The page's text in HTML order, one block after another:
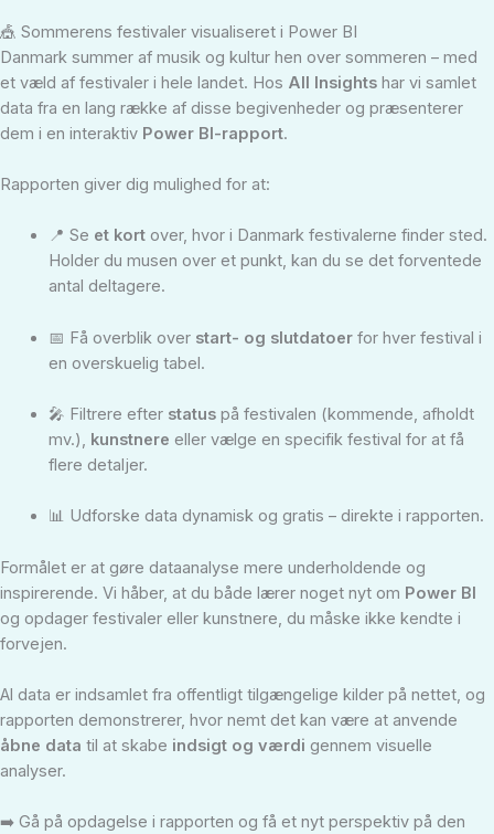
🎪 Sommerens festivaler visualiseret i Power BI
Danmark summer af musik og kultur hen over sommeren – med
et væld af festivaler i hele landet. Hos All Insights har vi samlet
data fra en lang række af disse begivenheder og præsenterer
dem i en interaktiv Power BI-rapport.
Rapporten giver dig mulighed for at:
📍 Se et kortover, hvor i Danmark festivalerne finder sted.
Holder du musen over et punkt, kan du se det forventede
antal deltagere.
📅 Få overblik over start- og slutdatoerfor hver festival i
en overskuelig tabel.
🎤 Filtrere efter statuspå festivalen (kommende, afholdt
mv.), kunstnere eller vælge en specifik festival for at få
flere detaljer.
📊 Udforske data dynamisk og gratis – direkte i rapporten.
Formålet er at gøre dataanalyse mere underholdende og
inspirerende. Vi håber, at du både lærer noget nyt om Power BI
og opdager festivaler eller kunstnere, du måske ikke kendte i
forvejen.
Al data er indsamlet fra offentligt tilgængelige kilder på nettet, og
rapporten demonstrerer, hvor nemt det kan være at anvende
åbne data til at skabe indsigt og værdi gennem visuelle
analyser.
➡️ Gå på opdagelse i rapporten og få et nyt perspektiv på den